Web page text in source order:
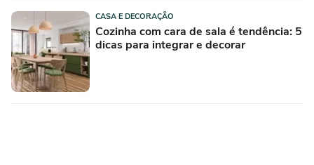
CASA E DECORAÇÃO
Cozinha com cara de sala é tendência: 5
dicas para integrar e decorar